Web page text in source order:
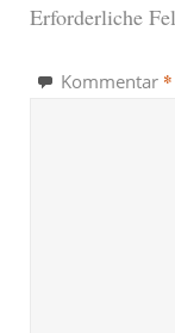
Erforderliche
Kommentar *